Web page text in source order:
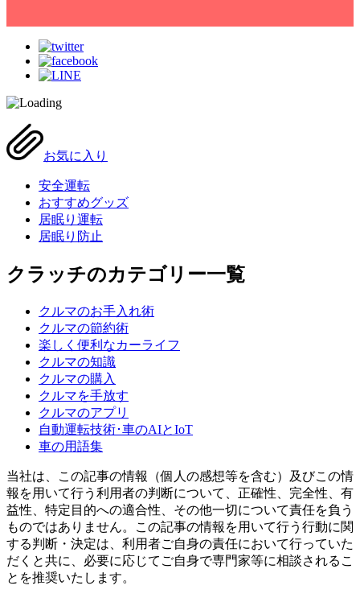
お気に入り
安全運転
おすすめグッズ
居眠り運転
居眠り防止
クラッチのカテゴリー一覧
クルマのお手入れ術
クルマの節約術
楽しく便利なカーライフ
クルマの知識
クルマの購入
クルマを手放す
クルマのアプリ
自動運転技術･車のAIとIoT
車の用語集
当社は、この記事の情報（個人の感想等を含む）及びこの情
報を用いて行う利用者の判断について、正確性、完全性、有
益性、特定目的への適合性、その他一切について責任を負う
ものではありません。この記事の情報を用いて行う行動に関
する判断・決定は、利用者ご自身の責任において行っていた
だくと共に、必要に応じてご自身で専門家等に相談されるこ
とを推奨いたします。